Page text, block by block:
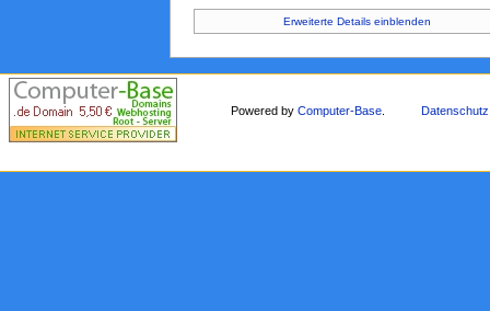
Erweiterte Details einblenden
Powered byComputer-Base Datenschutz